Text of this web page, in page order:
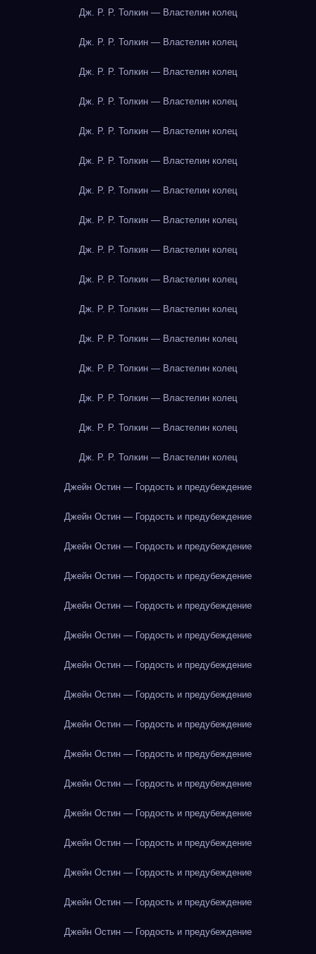
Дж. Р. Р. Толкин — Властелин колец
Дж. Р. Р. Толкин — Властелин колец
Дж. Р. Р. Толкин — Властелин колец
Дж. Р. Р. Толкин — Властелин колец
Дж. Р. Р. Толкин — Властелин колец
Дж. Р. Р. Толкин — Властелин колец
Дж. Р. Р. Толкин — Властелин колец
Дж. Р. Р. Толкин — Властелин колец
Дж. Р. Р. Толкин — Властелин колец
Дж. Р. Р. Толкин — Властелин колец
Дж. Р. Р. Толкин — Властелин колец
Дж. Р. Р. Толкин — Властелин колец
Дж. Р. Р. Толкин — Властелин колец
Дж. Р. Р. Толкин — Властелин колец
Дж. Р. Р. Толкин — Властелин колец
Дж. Р. Р. Толкин — Властелин колец
Джейн Остин — Гордость и предубеждение
Джейн Остин — Гордость и предубеждение
Джейн Остин — Гордость и предубеждение
Джейн Остин — Гордость и предубеждение
Джейн Остин — Гордость и предубеждение
Джейн Остин — Гордость и предубеждение
Джейн Остин — Гордость и предубеждение
Джейн Остин — Гордость и предубеждение
Джейн Остин — Гордость и предубеждение
Джейн Остин — Гордость и предубеждение
Джейн Остин — Гордость и предубеждение
Джейн Остин — Гордость и предубеждение
Джейн Остин — Гордость и предубеждение
Джейн Остин — Гордость и предубеждение
Джейн Остин — Гордость и предубеждение
Джейн Остин — Гордость и предубеждение